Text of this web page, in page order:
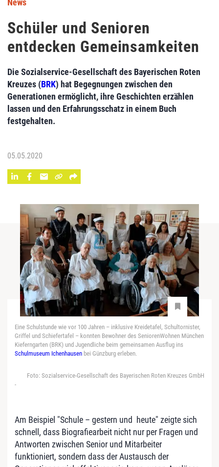
News
Schüler und Senioren
entdecken Gemeinsamkeiten
Die Sozialservice-Gesellschaft des Bayerischen Roten
Kreuzes (BRK) hat Begegnungen zwischen den
Generationen ermöglicht, ihre Geschichten erzählen
lassen und den Erfahrungsschatz in einem Buch
festgehalten.
05.05.2020
Eine Schulstunde wie vor 100 Jahren – inklusive Kreidetafel, Schultornister,
Griffel und Schiefertafel – konnten Bewohner des SeniorenWohnen München
Kieferngarten (BRK) und Jugendliche beim gemeinsamen Ausflug ins
Schulmuseum Ichenhausen bei Günzburg erleben.
Foto: Sozialservice-Gesellschaft des Bayerischen Roten Kreuzes GmbH
-
Am Beispiel "Schule – gestern und heute" zeigte sich
schnell, dass Biografiearbeit nicht nur per Fragen und
Antworten zwischen Senior und Mitarbeiter
funktioniert, sondern dass der Austausch der